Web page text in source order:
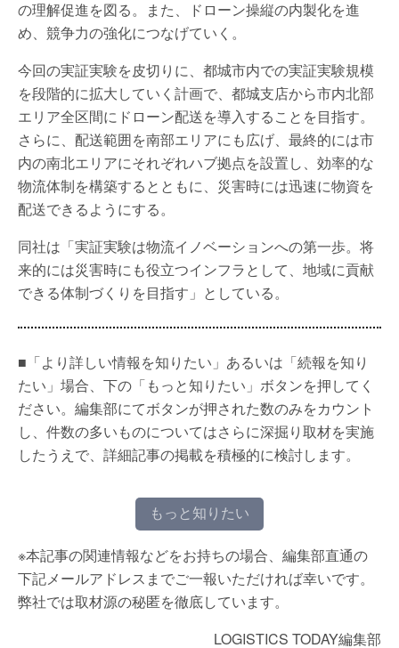
の理解促進を図る。また、ドローン操縦の内製化を進
め、競争力の強化につなげていく。
今回の実証実験を皮切りに、都城市内での実証実験規模
を段階的に拡大していく計画で、都城支店から市内北部
エリア全区間にドローン配送を導入することを目指す。
さらに、配送範囲を南部エリアにも広げ、最終的には市
内の南北エリアにそれぞれハブ拠点を設置し、効率的な
物流体制を構築するとともに、災害時には迅速に物資を
配送できるようにする。
同社は「実証実験は物流イノベーションへの第一歩。将
来的には災害時にも役立つインフラとして、地域に貢献
できる体制づくりを目指す」としている。
■「より詳しい情報を知りたい」あるいは「続報を知り
たい」場合、下の「もっと知りたい」ボタンを押してく
ださい。編集部にてボタンが押された数のみをカウント
し、件数の多いものについてはさらに深掘り取材を実施
したうえで、詳細記事の掲載を積極的に検討します。
もっと知りたい
※本記事の関連情報などをお持ちの場合、編集部直通の
下記メールアドレスまでご一報いただければ幸いです。
弊社では取材源の秘匿を徹底しています。
LOGISTICS TODAY編集部